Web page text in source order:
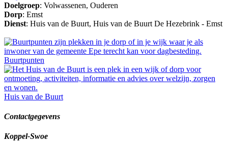
Doelgroep: Volwassenen, Ouderen
Dorp: Emst
Dienst: Huis van de Buurt, Huis van de Buurt De Hezebrink - Emst
Buurtpunten
Huis van de Buurt
Contactgegevens
Koppel-Swoe